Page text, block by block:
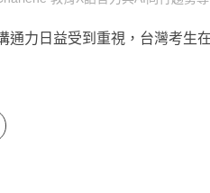
通力日益受到重視，台灣考生